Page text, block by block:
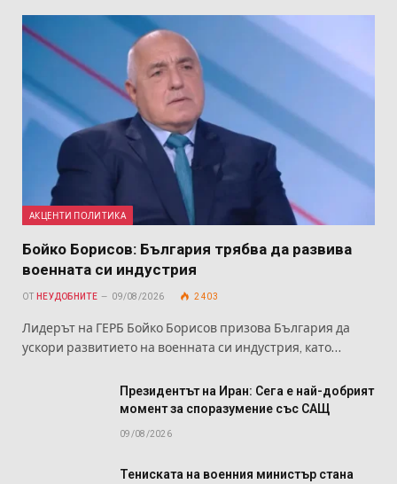
АКЦЕНТИ ПОЛИТИКА
Бойко Борисов: България трябва да развива
военната си индустрия
ОТ НЕУДОБНИТЕ 09/08/2026 2 403
Лидерът на ГЕРБ Бойко Борисов призова България да
ускори развитието на военната си индустрия, като…
Президентът на Иран: Сега е най-добрият
момент за споразумение със САЩ
09/08/2026
Тениската на военния министър стана